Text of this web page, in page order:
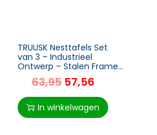
TRUUSK Nesttafels Set
van 3 – Industrieel
Ontwerp – Stalen Frame
– Bruin/Zwart – 45 x 30 x
60 cm
63,95 57,56
In winkelwagen